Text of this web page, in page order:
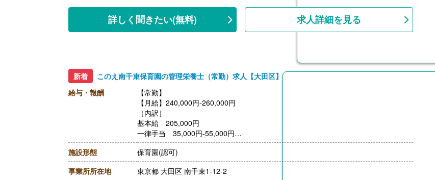
【管理栄養士/常勤】※契約社員
【月給】210,000円‐295,000円
［内訳］
【昇給】年1回
詳しく聞きたい(無料) 求人詳細を見る
新着
このえ南千束保育園の管理栄養士（常勤）求人【大田区】
給与・報酬
【常勤】
【月給】240,000円-260,000円
［内訳］
基本給 205,000円
一律手当 35,000円-55,000円
【賞与】年3回 ※2021年度実績:3ヶ月以上
【通勤手当】上限25,000円/月
【昇給】年1回
【退職金】あり ※規程有り
施設形態
保育園(認可)
事業所所在地
東京都 大田区 南千束1-12-2